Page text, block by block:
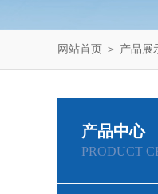
网站首页 ＞ 产品展
产品中心
PRODUCT